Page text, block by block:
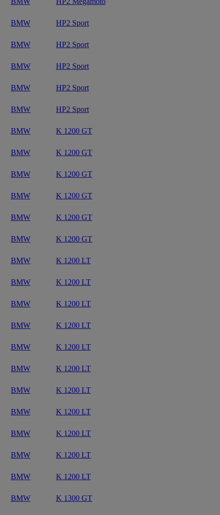
BMW HP2 Sport
BMW HP2 Sport
BMW HP2 Sport
BMW HP2 Sport
BMW HP2 Sport
BMW K 1200 GT
BMW K 1200 GT
BMW K 1200 GT
BMW K 1200 GT
BMW K 1200 GT
BMW K 1200 GT
BMW K 1200 LT
BMW K 1200 LT
BMW K 1200 LT
BMW K 1200 LT
BMW K 1200 LT
BMW K 1200 LT
BMW K 1200 LT
BMW K 1200 LT
BMW K 1200 LT
BMW K 1200 LT
BMW K 1200 LT
BMW K 1300 GT